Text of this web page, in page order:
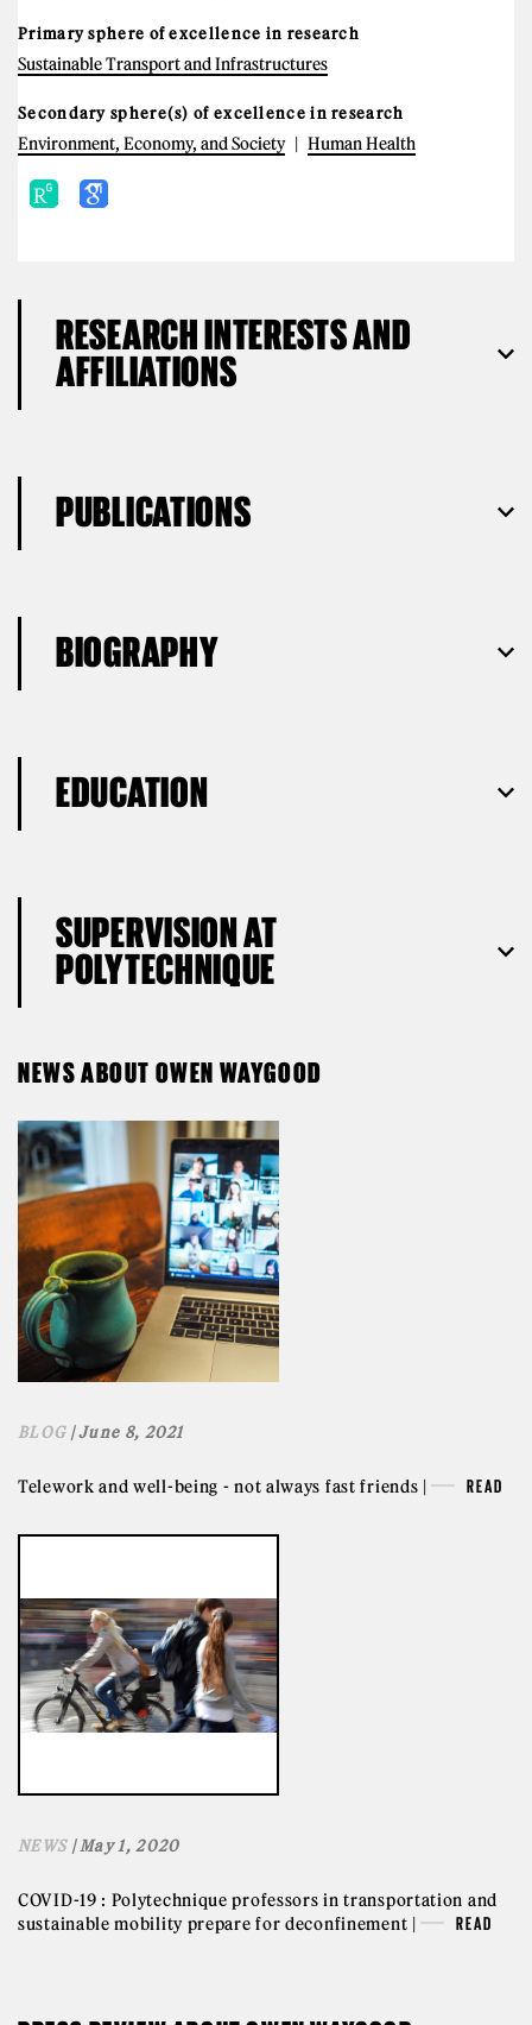
Primary sphere of excellence in research
Sustainable Transport and Infrastructures
Secondary sphere(s) of excellence in research
Environment, Economy, and Society Human Health
RESEARCH INTERESTS AND
AFFILIATIONS
PUBLICATIONS
BIOGRAPHY
EDUCATION
SUPERVISION AT
POLYTECHNIQUE
NEWS ABOUT OWEN WAYGOOD
BLOG| June 8, 2021
Telework and well-being - not always fast friends | READ
NEWS| May 1, 2020
COVID-19 : Polytechnique professors in transportation and
sustainable mobility prepare for deconfinement |
READ